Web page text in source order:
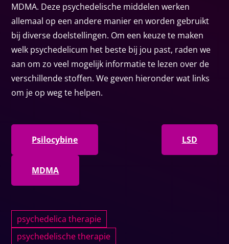
MDMA. Deze psychedelische middelen werken
allemaal op een andere manier en worden gebruikt
bij diverse doelstellingen. Om een keuze te maken
welk psychedelicum het beste bij jou past, raden we
aan om zo veel mogelijk informatie te lezen over de
verschillende stoffen. We geven hieronder wat links
om je op weg te helpen.
Psilocybine LSD
MDMA
psychedelica therapie
psychedelische therapie